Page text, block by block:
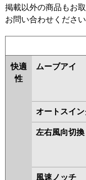
日立
パナソニック
三菱電機
掲載以外の商品もお
お問い合わせください
快適
性
ムーブアイ
オートスイ
左右風向切換
風速ノッチ